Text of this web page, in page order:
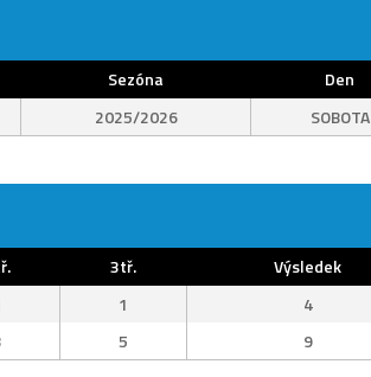
Sezóna
Den
2025/2026 SOBOTA
3tř.
Výsledek
1
4
5 9